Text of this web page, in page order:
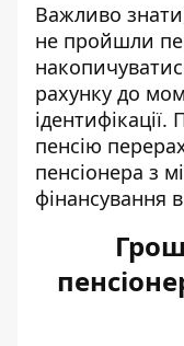
Важливо
не пройшли
рахунку до
пенсію
пенсіонера з
фінансування